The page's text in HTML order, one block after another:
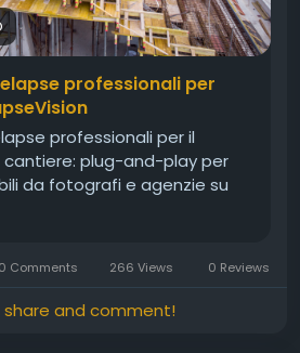
professionali per
professionali per il
plug-and-play per
da fotografi e agenzie su
0 Comments 266 Views 0 Reviews
share and comment!